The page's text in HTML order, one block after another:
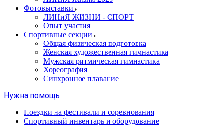
Фотовыставки
ЛИНиЯ ЖИЗНИ - СПОРТ
Опыт участия
Спортивные секции
Общая физическая подготовка
Женская художественная гимнастика
Мужская ритмическая гимнастика
Хореография
Синхронное плавание
Нужна помощь
Поездки на фестивали и соревнования
Спортивный инвентарь и оборудование